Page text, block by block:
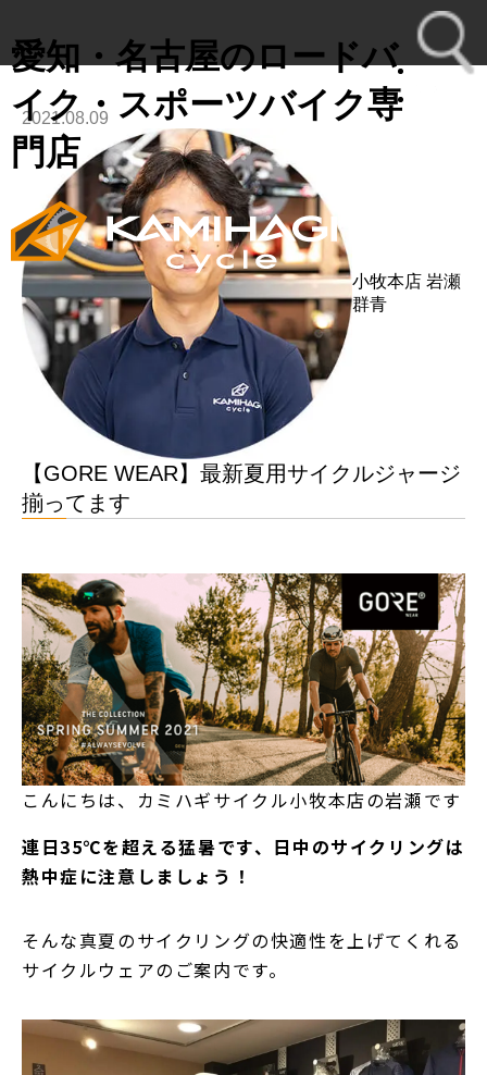
愛知・名古屋のロードバ
イク・スポーツバイク専
門店
2021.08.09
小牧本店岩瀬
群青
【GORE WEAR】最新夏用サイクルジャージ
揃ってます
こんにちは、カミハギサイクル小牧本店の岩瀬です
連日35℃を超える猛暑です、日中のサイクリングは
熱中症に注意しましょう！
そんな真夏のサイクリングの快適性を上げてくれる
サイクルウェアのご案内です。